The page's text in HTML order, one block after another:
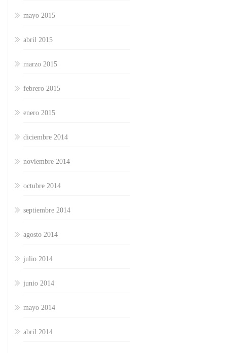
mayo 2015
abril 2015
marzo 2015
febrero 2015
enero 2015
diciembre 2014
noviembre 2014
octubre 2014
septiembre 2014
agosto 2014
julio 2014
junio 2014
mayo 2014
abril 2014